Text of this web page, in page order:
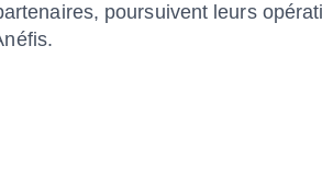
poursuivent leurs